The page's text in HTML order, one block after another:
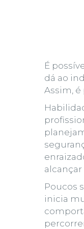
É
dá ao
Assim,
Poucos
inicia